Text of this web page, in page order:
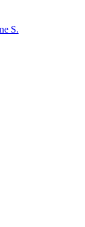
S.